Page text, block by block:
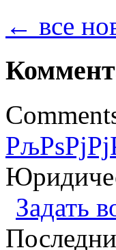
← все
Задать